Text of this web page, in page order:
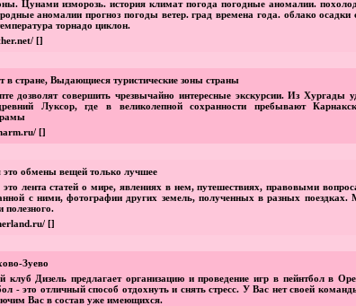
Цунами изморозь. история климат погода погодные аномалии.
аномалии прогноз погоды ветер. град времена года. облако осадки
торнадо циклон.
[]
в стране, Выдающиеся туристические зоны страны
дозволят совершить чрезвычайно интересные экскурсии. Из Хургады
Луксор, где в великолепной сохранности пребывают
[]
это обмены вещей только лучшее
это лента статей о мире, явлениях в нем, путешествиях, правовыми
с ними, фотографии других земель, полученных в разных поездках.
полезного.
[]
Зуево
клуб Дизель предлагает организацию и проведение игр в пейнтбол в
- это отличный способ отдохнуть и снять стресс. У Вас нет своей
Вас в состав уже имеющихся.